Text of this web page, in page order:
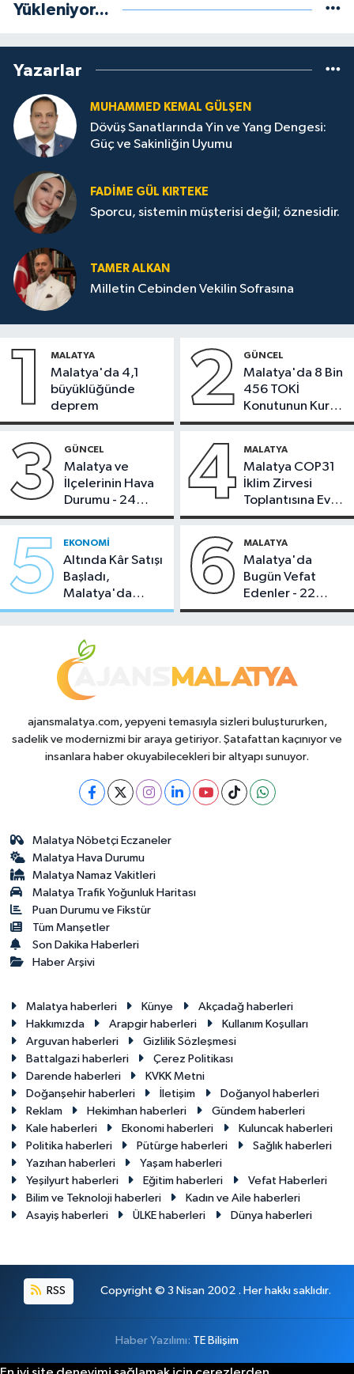
Yükleniyor...
Yazarlar
MUHAMMED KEMAL GÜLŞEN
Dövüş Sanatlarında Yin ve Yang Dengesi:
Güç ve Sakinliğin Uyumu
FADIME GÜL KIRTEKE
Sporcu, sistemin müşterisi değil; öznesidir.
TAMER ALKAN
Milletin Cebinden Vekilin Sofrasına
1 MALATYA
Malatya'da 4,1
büyüklüğünde
deprem
2 GÜNCEL
Malatya'da 8 Bin
456 TOKİ
Konutunun Kurası
Bugün Çekiliyor
3 GÜNCEL
Malatya ve
İlçelerinin Hava
Durumu - 24
Temmuz 2026
4 MALATYA
Malatya COP31
İklim Zirvesi
Toplantısına Ev
Sahipliği Yaptı
5 EKONOMI
Altında Kâr Satışı
Başladı,
Malatya'da
Makas Ne
6 MALATYA
Malatya'da
Bugün Vefat
Edenler - 22
Temmuz 2026
ajansmalatya.com, yepyeni temasıyla sizleri buluştururken,
sadelik ve modernizmi bir araya getiriyor. Şatafattan kaçınıyor ve
insanlara haber okuyabilecekleri bir altyapı sunuyor.
Malatya Nöbetçi Eczaneler
Malatya Hava Durumu
Malatya Namaz Vakitleri
Malatya Trafik Yoğunluk Haritası
Puan Durumu ve Fikstür
Tüm Manşetler
Son Dakika Haberleri
Haber Arşivi
Malatya haberleri Künye
Akçadağ haberleri
Hakkımızda
Arapgir haberleri
Kullanım Koşulları
Arguvan haberleri
Gizlilik Sözleşmesi
Battalgazi haberleri
Çerez Politikası
Darende haberleri
KVKK Metni
Doğanşehir haberleri
İletişim
Doğanyol haberleri
Reklam
Hekimhan haberleri
Gündem haberleri
Kale haberleri
Ekonomi haberleri
Kuluncak haberleri
Politika haberleri
Pütürge haberleri
Sağlık haberleri
Yazıhan haberleri
Yaşam haberleri
Yeşilyurt haberleri
Eğitim haberleri
Vefat Haberleri
Bilim ve Teknoloji haberleri
Kadın ve Aile haberleri
Asayiş haberleri
ÜLKE haberleri Dünya haberleri
RSS Copyright © 3 Nisan 2002 . Her hakkı saklıdır.
Haber Yazılımı: TE Bilişim